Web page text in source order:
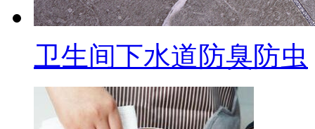
卫生间下水道防臭防虫